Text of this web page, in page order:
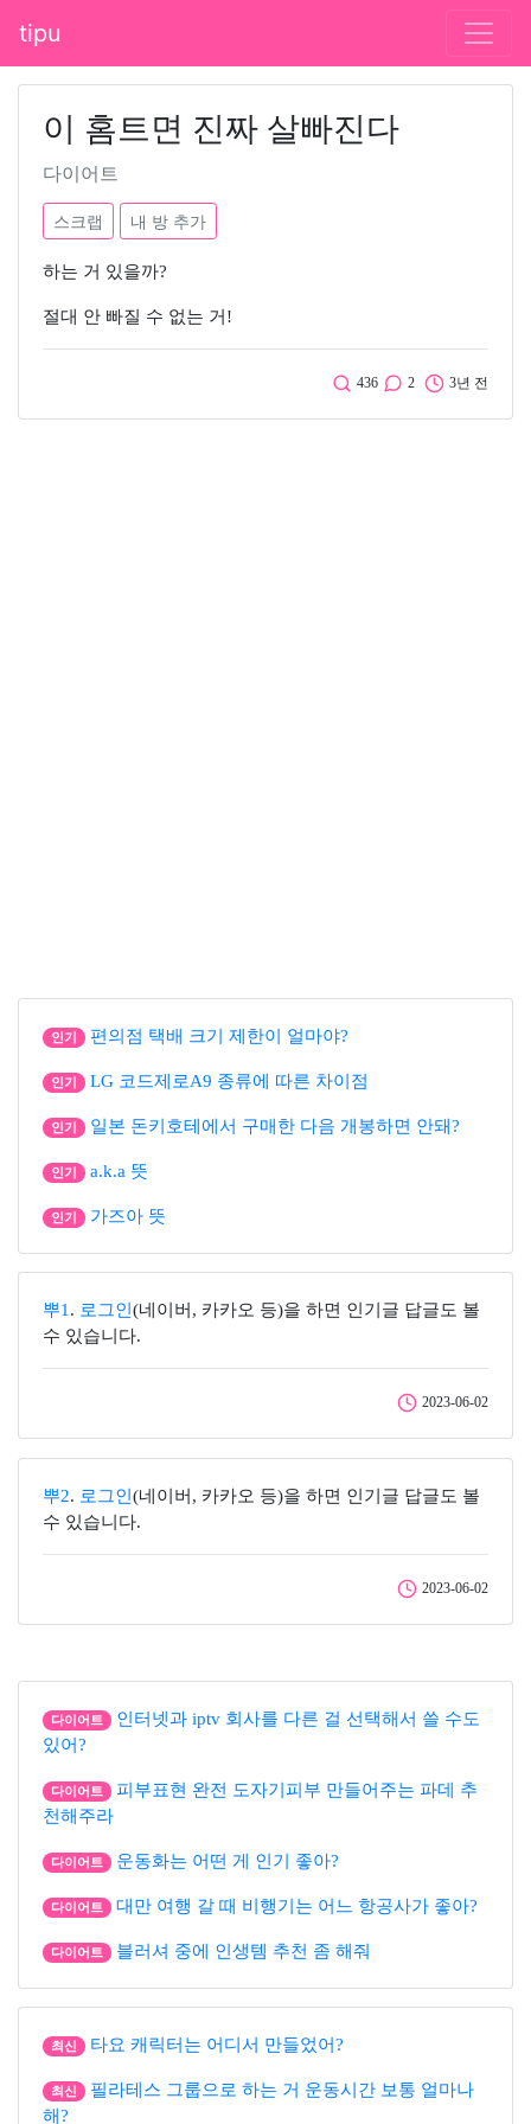
tipu
이 홈트면 진짜 살빠진다
다이어트
스크랩 내 방 추가
하는 거 있을까?
절대 안 빠질 수 없는 거!
436 2 3년 전
인기 편의점 택배 크기 제한이 얼마야?
인기 LG 코드제로A9 종류에 따른 차이점
인기 일본 돈키호테에서 구매한 다음 개봉하면 안돼?
인기 a.k.a 뜻
인기 가즈아 뜻
뿌1 . 로그인 (네이버, 카카오 등)을 하면 인기글 답글도 볼
수 있습니다.
2023-06-02
뿌2. 로그인 (네이버, 카카오 등)을 하면 인기글 답글도 볼
수 있습니다.
2023-06-02
다이어트
인터넷과 iptv 회사를 다른 걸 선택해서 쓸 수도
있어?
다이어트
피부표현 완전 도자기피부 만들어주는 파데 추
천해주라
다이어트 운동화는 어떤 게 인기 좋아?
다이어트 대만 여행 갈 때 비행기는 어느 항공사가 좋아?
다이어트 블러셔 중에 인생템 추천 좀 해줘
최신 타요 캐릭터는 어디서 만들었어?
최신
필라테스 그룹으로 하는 거 운동시간 보통 얼마나
해?